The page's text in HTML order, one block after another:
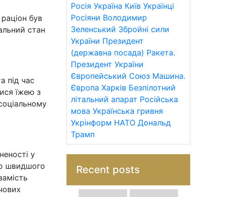
був
стан
під час
їжею з
у
швидшого
Росія Україна Київ Українці
Росіяни Володимир
Зеленський Збройні сили
України Президент
(державна посада) Ракета.
Президент України
Європейський Союз Машина.
Європа Харків Безпілотний
літальний апарат Російська
мова Українська гривня
Укрінформ НАТО Дональд
Трамп
Recent posts